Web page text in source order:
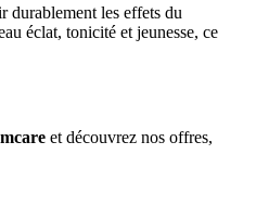
durablement les effets du
éclat, tonicité et jeunesse, ce
et découvrez nos offres,